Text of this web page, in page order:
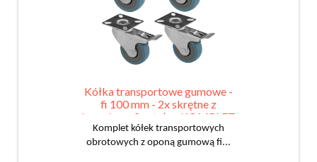
Kółka transportowe gumowe -
fi 100 mm - 2x skrętne z
hamulcem 2x stałe - KOMPLET
Komplet kółek transportowych
obrotowych z oponą gumową fi...